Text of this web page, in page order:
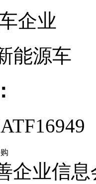
企业
能源车
企业信